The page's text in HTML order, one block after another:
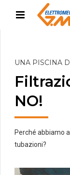
UNA PISCINA
NO!
Perché abbiamo
tubazioni?